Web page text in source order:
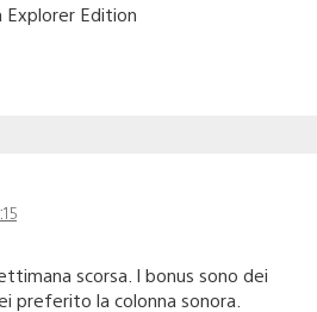
Explorer Edition
scorsa. I bonus sono dei
preferito la colonna sonora.